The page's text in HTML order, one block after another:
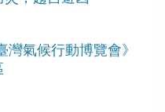
氣候行動博覽會》